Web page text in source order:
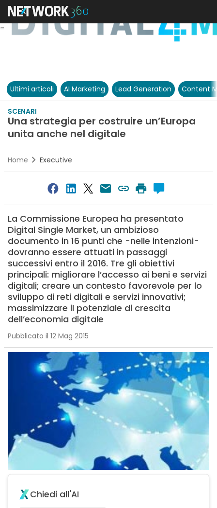
Ultimi articoli AI Marketing Lead Generation Content
SCENARI
Una strategia per costruire un’Europa
unita anche nel digitale
Home Executive
La Commissione Europea ha presentato
Digital Single Market, un ambizioso
documento in 16 punti che -nelle intenzioni-
dovranno essere attuati in passaggi
successivi entro il 2016. Tre gli obiettivi
principali: migliorare l’accesso ai beni e servizi
digitali; creare un contesto favorevole per lo
sviluppo di reti digitali e servizi innovativi;
massimizzare il potenziale di crescita
dell’economia digitale
Pubblicato il 12 Mag 2015
Chiedi all'AI